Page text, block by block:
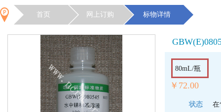
首页 网上订购 标物详情
80mL/瓶
￥72.00
状态 在